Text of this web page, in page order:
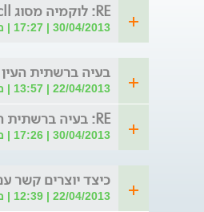
RE: לוקמיה מסוג cll
30/04/2013 | 17:27 | מאת: ד"ר מינה ארינוס
בעיה ברשתית
22/04/2013 | 13:57 | מאת: יעל
RE: בעיה ברשתית העין
30/04/2013 | 17:26 | מאת: ד"ר מינה ארינוס
כיצד יוצרים קשר
22/04/2013 | 12:39 | מאת: eyal